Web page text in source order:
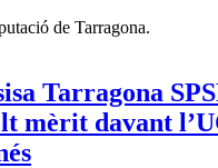
de Tarragona.
Tarragona
mèrit davant